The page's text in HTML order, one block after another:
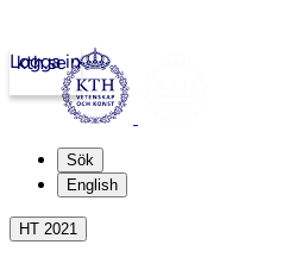
kth.se
Logga in
Sök
English
HT 2021